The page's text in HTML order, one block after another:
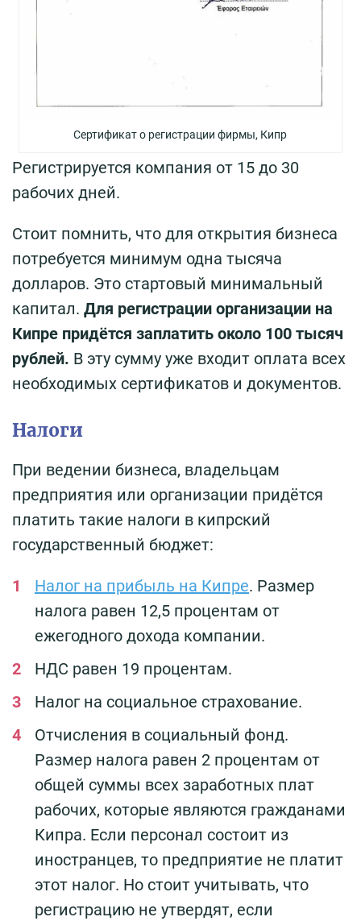
Сертификат о регистрации фирмы, Кипр
Регистрируется компания от 15 до 30
рабочих дней.
Стоит помнить, что для открытия бизнеса
потребуется минимум одна тысяча
долларов. Это стартовый минимальный
капитал. Для регистрации организации на
Кипре придётся заплатить около 100 тысяч
рублей. В эту сумму уже входит оплата всех
необходимых сертификатов и документов.
Налоги
При ведении бизнеса, владельцам
предприятия или организации придётся
платить такие налоги в кипрский
государственный бюджет:
Налог на прибыль на Кипре. Размер
налога равен 12,5 процентам от
ежегодного дохода компании.
НДС равен 19 процентам.
Налог на социальное страхование.
Отчисления в социальный фонд.
Размер налога равен 2 процентам от
общей суммы всех заработных плат
рабочих, которые являются гражданами
Кипра. Если персонал состоит из
иностранцев, то предприятие не платит
этот налог. Но стоит учитывать, что
регистрацию не утвердят, если